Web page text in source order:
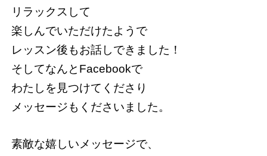
リラックスして
楽しんでいただけたようで
レッスン後もお話しできました！
そしてなんとFacebookで
わたしを見つけてくださり
メッセージもくださいました。
素敵な嬉しいメッセージで、